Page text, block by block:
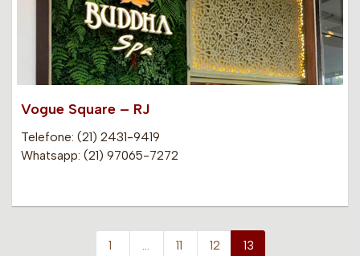
Vogue Square – RJ
Telefone: (21) 2431-9419
Whatsapp: (21) 97065-7272
1 … 11 12 13